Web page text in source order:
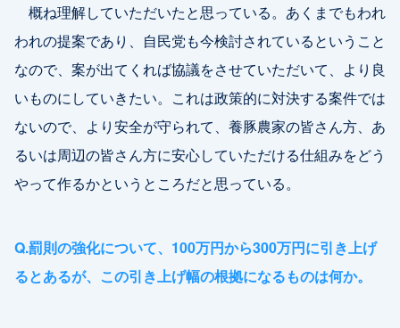
概ね理解していただいたと思っている。あくまでもわれ
われの提案であり、自民党も今検討されているということ
なので、案が出てくれば協議をさせていただいて、より良
いものにしていきたい。これは政策的に対決する案件では
ないので、より安全が守られて、養豚農家の皆さん方、あ
るいは周辺の皆さん方に安心していただける仕組みをどう
やって作るかというところだと思っている。
Q.罰則の強化について、100万円から300万円に引き上げ
るとあるが、この引き上げ幅の根拠になるものは何か。